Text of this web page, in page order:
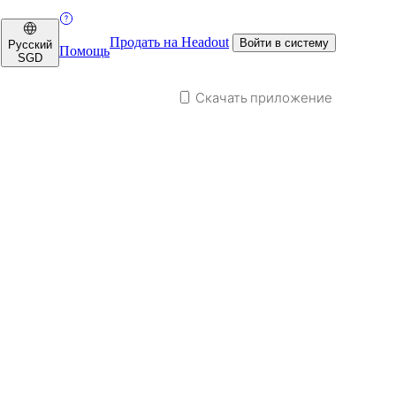
Русский
SGD
Помощь
Продать на Headout Войти в систему
Скачать приложение